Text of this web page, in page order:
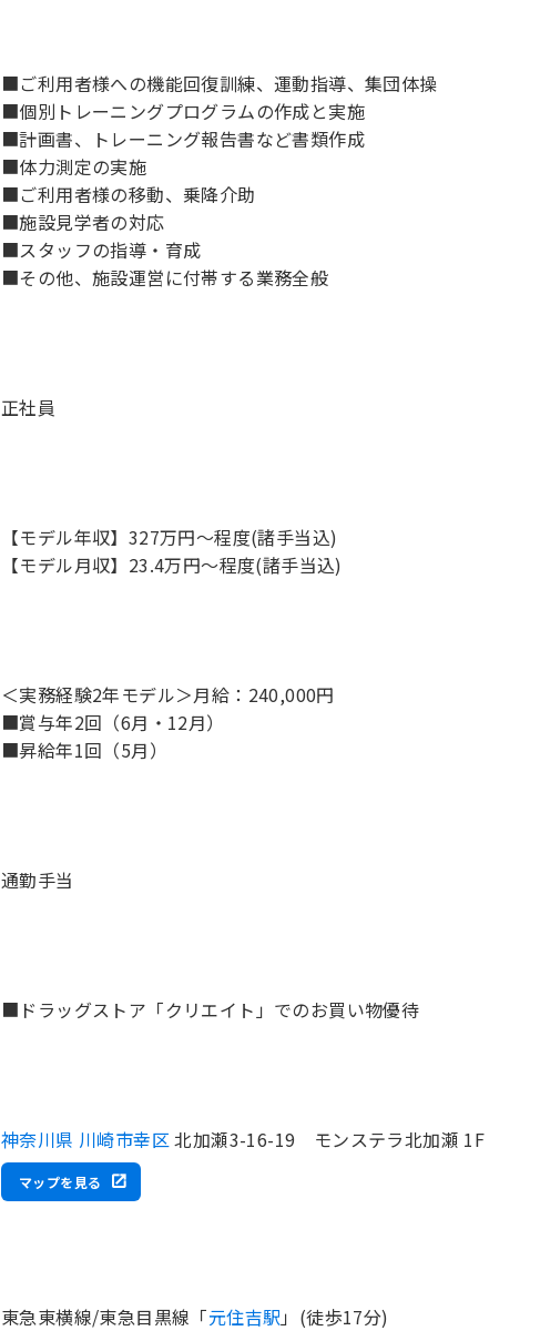
■ご利用者様への機能回復訓練、運動指導、集団体操
■個別トレーニングプログラムの作成と実施
■計画書、トレーニング報告書など書類作成
■体力測定の実施
■ご利用者様の移動、乗降介助
■施設見学者の対応
■スタッフの指導・育成
■その他、施設運営に付帯する業務全般
正社員
【モデル年収】327万円〜程度(諸手当込)
【モデル月収】23.4万円〜程度(諸手当込)
＜実務経験2年モデル＞月給：240,000円
■賞与年2回（6月・12月）
■昇給年1回（5月）
通勤手当
■ドラッグストア「クリエイト」でのお買い物優待
神奈川県 川崎市幸区 北加瀬3-16-19 モンステラ北加瀬 1F
マップを見る
東急東横線/東急目黒線「元住吉駅 」(徒歩17分)